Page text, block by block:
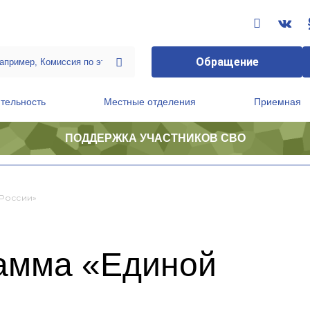
Обращение
Местные отделения Приемная
ПОДДЕРЖКА УЧАСТНИКОВ СВО
«Единой